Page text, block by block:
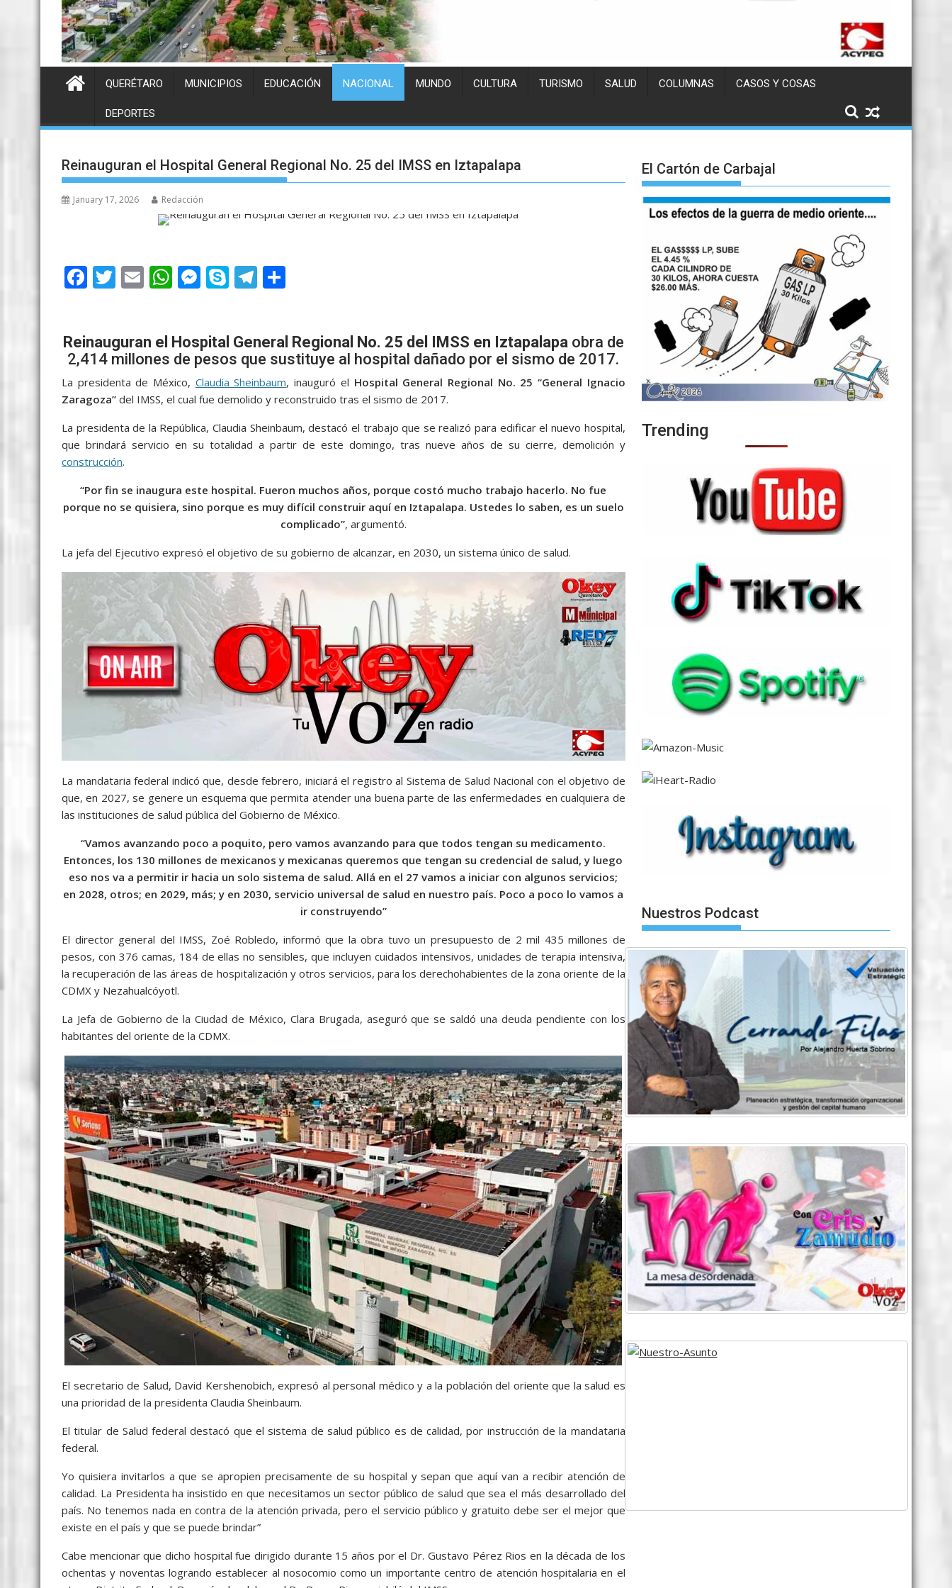
QUERÉTARO MUNICIPIOS EDUCACIÓN NACIONAL MUNDO CULTURA TURISMO SALUD COLUMNAS CASOS Y COSAS
DEPORTES
Reinauguran el Hospital General Regional No. 25 del IMSS en Iztapalapa
January 17, 2026 Redacción
F
b
o
o
k
T
er
E
l
W
s
A
p
p
M
e
n
g
er
S
p
e
T
gr
a
m
e
Reinauguran el Hospital General Regional No. 25 del IMSS en Iztapalapa obra de
2,414 millones de pesos que sustituye al hospital dañado por el sismo de 2017.
La presidenta de México, Claudia Sheinbaum, inauguró el Hospital General Regional No. 25 “General Ignacio
Zaragoza” del IMSS, el cual fue demolido y reconstruido tras el sismo de 2017.
La presidenta de la República, Claudia Sheinbaum, destacó el trabajo que se realizó para edificar el nuevo hospital,
que brindará servicio en su totalidad a partir de este domingo, tras nueve años de su cierre, demolición y
construcción.
“Por fin se inaugura este hospital. Fueron muchos años, porque costó mucho trabajo hacerlo. No fue
porque no se quisiera, sino porque es muy difícil construir aquí en Iztapalapa. Ustedes lo saben, es un suelo
complicado”, argumentó.
La jefa del Ejecutivo expresó el objetivo de su gobierno de alcanzar, en 2030, un sistema único de salud.
La mandataria federal indicó que, desde febrero, iniciará el registro al Sistema de Salud Nacional con el objetivo de
que, en 2027, se genere un esquema que permita atender una buena parte de las enfermedades en cualquiera de
las instituciones de salud pública del Gobierno de México.
“Vamos avanzando poco a poquito, pero vamos avanzando para que todos tengan su medicamento.
Entonces, los 130 millones de mexicanos y mexicanas queremos que tengan su credencial de salud, y luego
eso nos va a permitir ir hacia un solo sistema de salud. Allá en el 27 vamos a iniciar con algunos servicios;
en 2028, otros; en 2029, más; y en 2030, servicio universal de salud en nuestro país. Poco a poco lo vamos a
ir construyendo”
El director general del IMSS, Zoé Robledo, informó que la obra tuvo un presupuesto de 2 mil 435 millones de
pesos, con 376 camas, 184 de ellas no sensibles, que incluyen cuidados intensivos, unidades de terapia intensiva,
la recuperación de las áreas de hospitalización y otros servicios, para los derechohabientes de la zona oriente de la
CDMX y Nezahualcóyotl.
La Jefa de Gobierno de la Ciudad de México, Clara Brugada, aseguró que se saldó una deuda pendiente con los
habitantes del oriente de la CDMX.
El secretario de Salud, David Kershenobich, expresó al personal médico y a la población del oriente que la salud es
una prioridad de la presidenta Claudia Sheinbaum.
El titular de Salud federal destacó que el sistema de salud público es de calidad, por instrucción de la mandataria
federal.
Yo quisiera invitarlos a que se apropien precisamente de su hospital y sepan que aquí van a recibir atención de
calidad. La Presidenta ha insistido en que necesitamos un sector público de salud que sea el más desarrollado del
país. No tenemos nada en contra de la atención privada, pero el servicio público y gratuito debe ser el mejor que
existe en el país y que se puede brindar”
Cabe mencionar que dicho hospital fue dirigido durante 15 años por el Dr. Gustavo Pérez Rios en la década de los
ochentas y noventas logrando establecer al nosocomio como un importante centro de atención hospitalaria en el
El Cartón de Carbajal
Trending
Nuestros Podcast